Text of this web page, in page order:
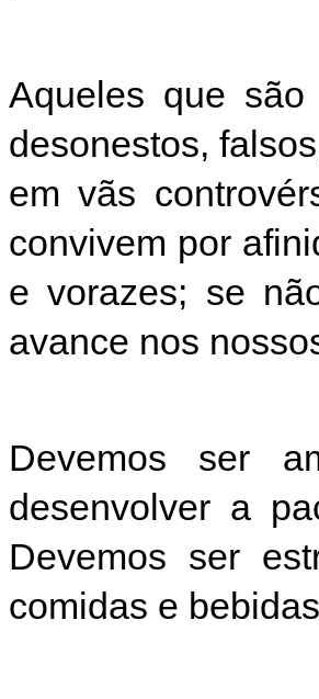
Aqueles que são
desonestos,
em vãs
convivem por
e vorazes; se
avance nos
Devemos ser
desenvolver a
Devemos ser
comidas e